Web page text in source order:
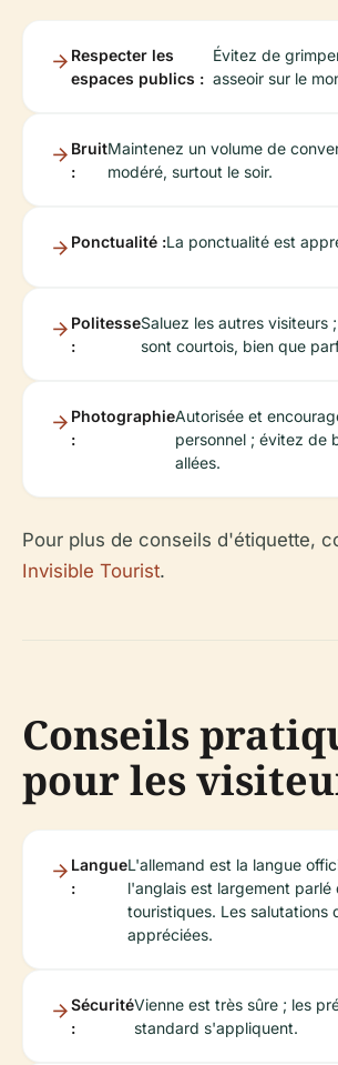
Respecter les
espaces publics :
Évitez de
asseoir sur le
Bruit
:
Maintenez un volume de
modéré, surtout le soir.
Ponctualité :La ponctualité est
Politesse
:
Saluez les autres visiteurs
sont courtois, bien que
Photographie
:
Autorisée et
personnel ; évitez de
allées.
Pour plus de conseils d'étiquette,
Invisible Tourist.
Conseils
pour les
Langue
:
L'allemand est la langue
l'anglais est largement parlé
touristiques. Les salutations
appréciées.
Sécurité
:
Vienne est très sûre ; les
standard s'appliquent.